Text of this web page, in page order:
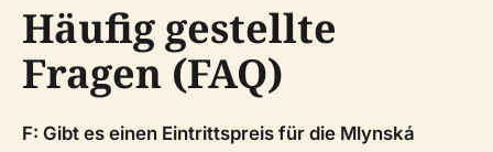
Häufig gestellte
Fragen (FAQ)
F: Gibt es einen Eintrittspreis für die Mlynská